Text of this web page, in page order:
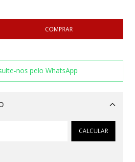
nos pelo WhatsApp
Alterar CEP
CALCULAR